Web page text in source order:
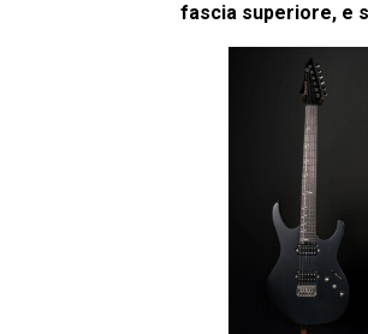
fascia superiore, e